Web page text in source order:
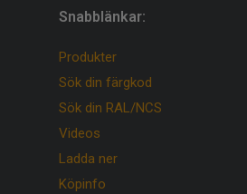
Snabblänkar:
Produkter
Sök din färgkod
Sök din RAL/NCS
Videos
Ladda ner
Köpinfo